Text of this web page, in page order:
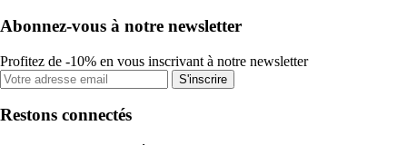
Abonnez-vous à notre newsletter
Profitez de -10% en vous inscrivant à notre newsletter
S'inscrire
Restons connectés